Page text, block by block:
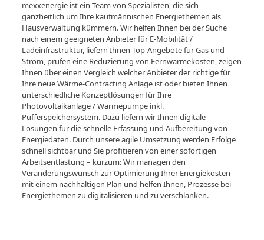
mexxenergie ist ein Team von Spezialisten, die sich
ganzheitlich um Ihre kaufmännischen Energiethemen als
Hausverwaltung kümmern. Wir helfen Ihnen bei der Suche
nach einem geeigneten Anbieter für E-Mobilität /
Ladeinfrastruktur, liefern Ihnen Top-Angebote für Gas und
Strom, prüfen eine Reduzierung von Fernwärmekosten, zeigen
Ihnen über einen Vergleich welcher Anbieter der richtige für
Ihre neue Wärme-Contracting Anlage ist oder bieten Ihnen
unterschiedliche Konzeptlösungen für Ihre
Photovoltaikanlage / Wärmepumpe inkl.
Pufferspeichersystem. Dazu liefern wir Ihnen digitale
Lösungen für die schnelle Erfassung und Aufbereitung von
Energiedaten. Durch unsere agile Umsetzung werden Erfolge
schnell sichtbar und Sie profitieren von einer sofortigen
Arbeitsentlastung – kurzum: Wir managen den
Veränderungswunsch zur Optimierung Ihrer Energiekosten
mit einem nachhaltigen Plan und helfen Ihnen, Prozesse bei
Energiethemen zu digitalisieren und zu verschlanken.